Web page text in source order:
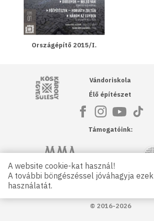
Országépítő 2015/I.
Kós Károly Egyesülés
Vándoriskola
Élő építészet
Támogatóink:
Magyar Művészeti Akadémia NKA
Petőfi Kulturális Ügynökség
© 2016-2026
A website cookie-kat használ!
A további böngészéssel jóváhagyja ezek
használatát.